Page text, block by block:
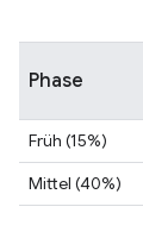
Phase
Früh (15%)
Mittel (40%)